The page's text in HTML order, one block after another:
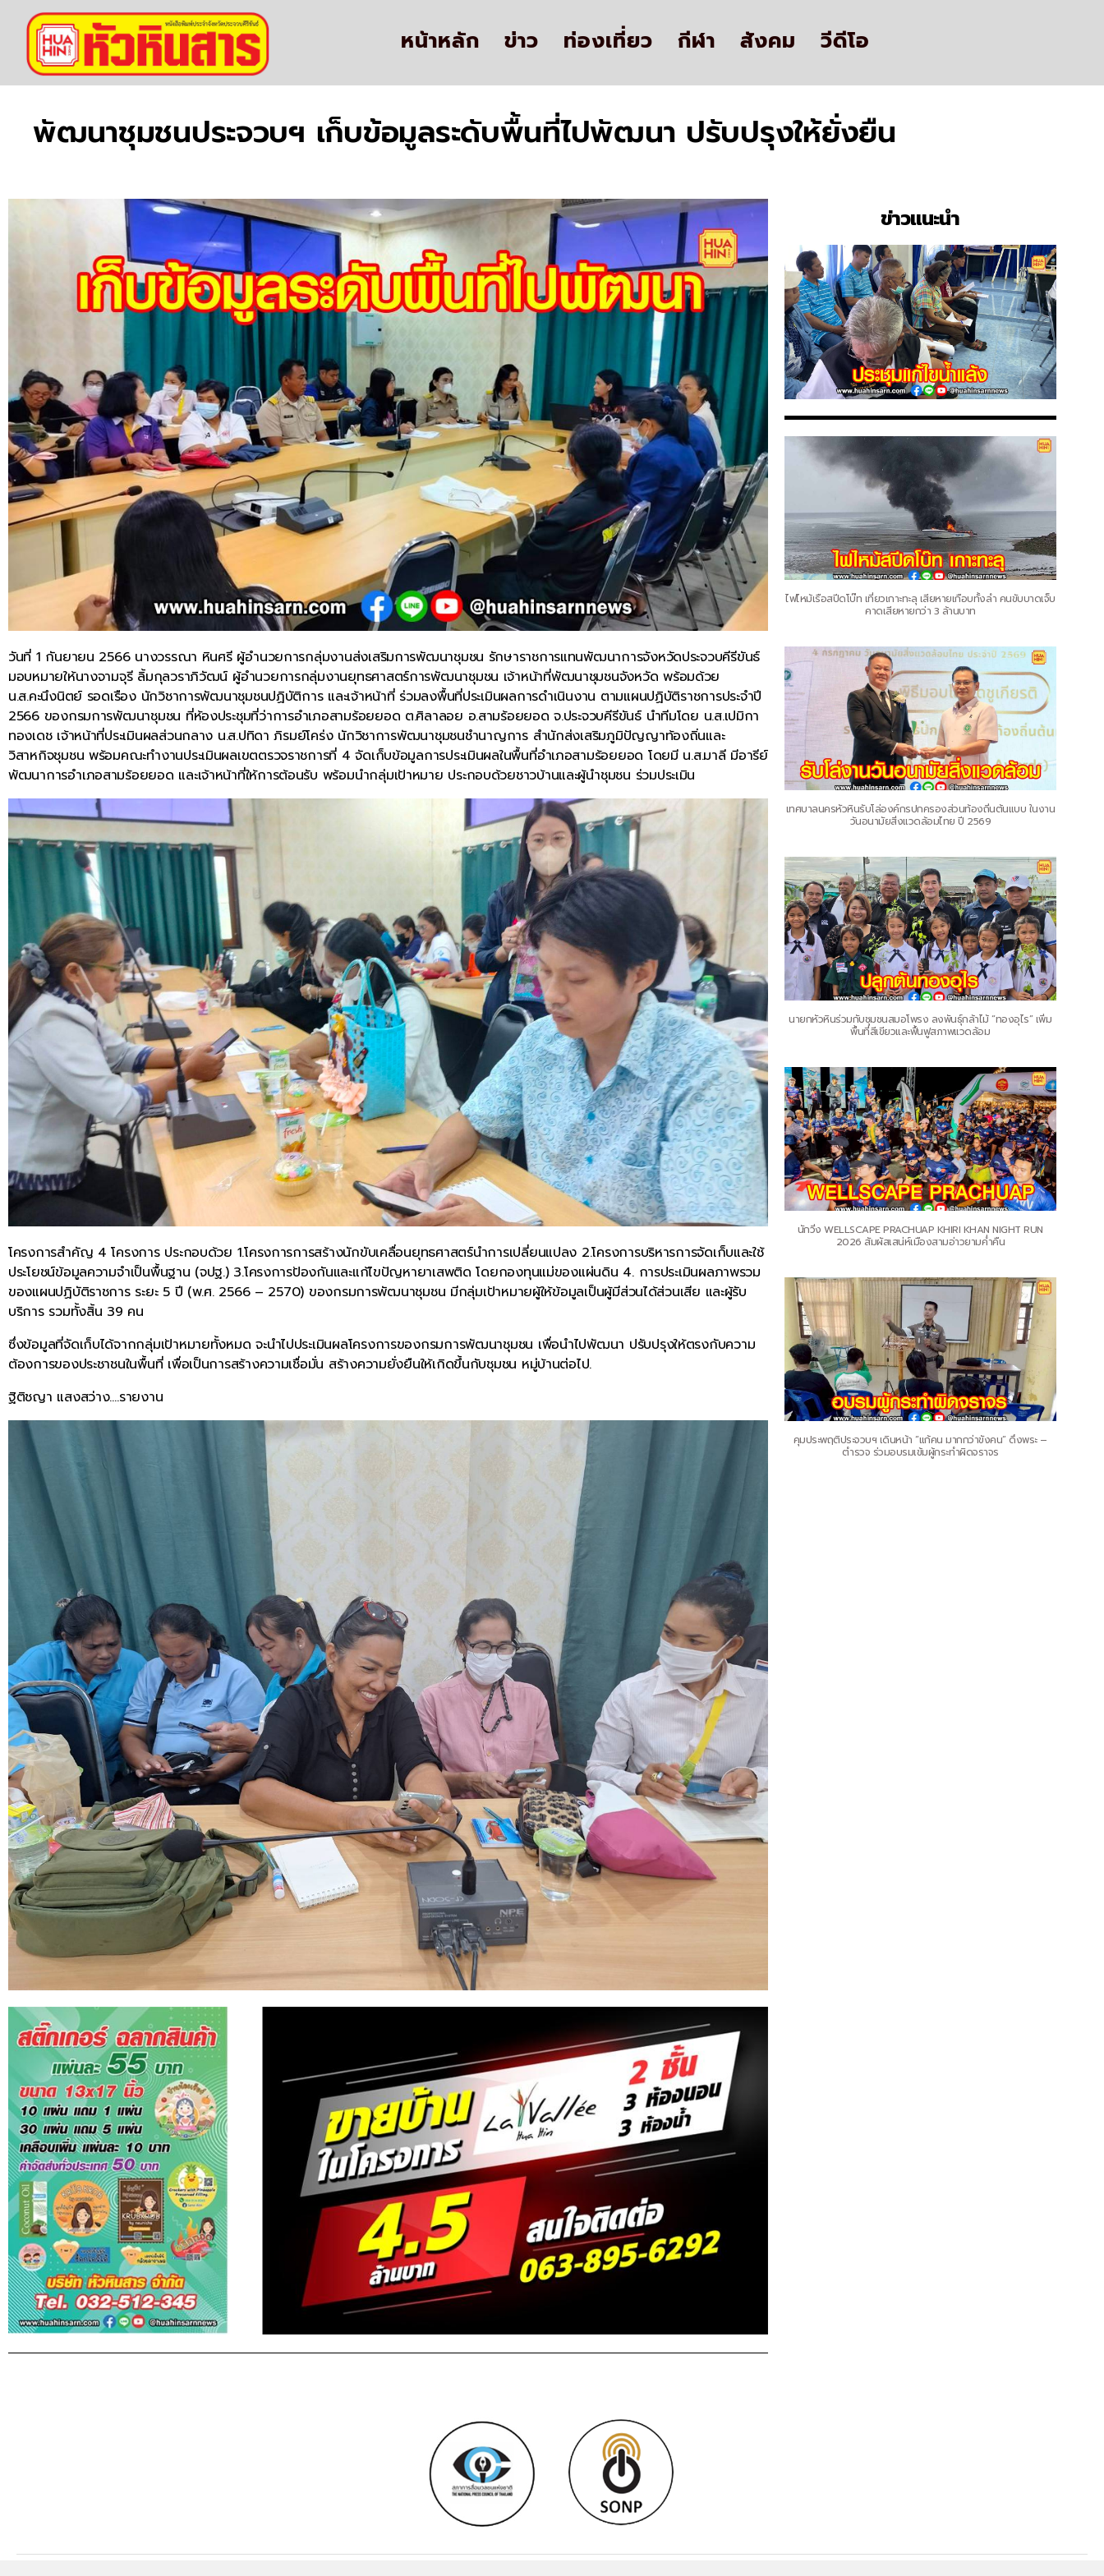
หน้าหลัก ข่าว ท่องเที่ยว กีฬา สังคม วีดีโอ
พัฒนาชุมชนประจวบฯ เก็บข้อมูลระดับพื้นที่ไปพัฒนา ปรับปรุงให้ยั่งยืน
วันที่ 1 กันยายน 2566 นางวรรณา หินศรี ผู้อำนวยการกลุ่มงานส่งเสริมการพัฒนาชุมชน รักษาราชการแทนพัฒนาการจังหวัดประจวบคีรีขันธ์
มอบหมายให้นางจามจุรี ลิ้มกุลวราภิวัฒน์ ผู้อำนวยการกลุ่มงานยุทธศาสตร์การพัฒนาชุมชน เจ้าหน้าที่พัฒนาชุมชนจังหวัด พร้อมด้วย
น.ส.คะนึงนิตย์ รอดเรือง นักวิชาการพัฒนาชุมชนปฏิบัติการ และเจ้าหน้าที่ ร่วมลงพื้นที่ประเมินผลการดำเนินงาน ตามแผนปฏิบัติราชการประจำปี
2566 ของกรมการพัฒนาชุมชน ที่ห้องประชุมที่ว่าการอำเภอสามร้อยยอด ต.ศิลาลอย อ.สามร้อยยอด จ.ประจวบคีรีขันธ์ นำทีมโดย น.ส.เปมิกา
ทองเดช เจ้าหน้าที่ประเมินผลส่วนกลาง น.ส.ปทิดา ภิรมย์โคร่ง นักวิชาการพัฒนาชุมชนชำนาญการ สำนักส่งเสริมภูมิปัญญาท้องถิ่นและ
วิสาหกิจชุมชน พร้อมคณะทำงานประเมินผลเขตตรวจราชการที่ 4 จัดเก็บข้อมูลการประเมินผลในพื้นที่อำเภอสามร้อยยอด โดยมี น.ส.มาลี มีอารีย์
พัฒนาการอำเภอสามร้อยยอด และเจ้าหน้าที่ให้การต้อนรับ พร้อมนำกลุ่มเป้าหมาย ประกอบด้วยชาวบ้านและผู้นำชุมชน ร่วมประเมิน
โครงการสำคัญ 4 โครงการ ประกอบด้วย 1.โครงการการสร้างนักขับเคลื่อนยุทธศาสตร์นำการเปลี่ยนแปลง 2.โครงการบริหารการจัดเก็บและใช้
ประโยชน์ข้อมูลความจำเป็นพื้นฐาน (จปฐ.) 3.โครงการป้องกันและแก้ไขปัญหายาเสพติด โดยกองทุนแม่ของแผ่นดิน 4. การประเมินผลภาพรวม
ของแผนปฏิบัติราชการ ระยะ 5 ปี (พ.ศ. 2566 – 2570) ของกรมการพัฒนาชุมชน มีกลุ่มเป้าหมายผู้ให้ข้อมูลเป็นผู้มีส่วนได้ส่วนเสีย และผู้รับ
บริการ รวมทั้งสิ้น 39 คน
ซึ่งข้อมูลที่จัดเก็บได้จากกลุ่มเป้าหมายทั้งหมด จะนำไปประเมินผลโครงการของกรมการพัฒนาชุมชน เพื่อนำไปพัฒนา ปรับปรุงให้ตรงกับความ
ต้องการของประชาชนในพื้นที่ เพื่อเป็นการสร้างความเชื่อมั่น สร้างความยั่งยืนให้เกิดขึ้นกับชุมชน หมู่บ้านต่อไป.
ฐิติชญา แสงสว่าง….รายงาน
ข่าวแนะนำ
ไฟไหม้เรือสปีดโบ๊ท เที่ยวเกาะทะลุ เสียหายเกือบทั้งลำ คนขับบาดเจ็บ
คาดเสียหายกว่า 3 ล้านบาท
เทศบาลนครหัวหินรับโล่องค์กรปกครองส่วนท้องถิ่นต้นแบบ ในงาน
วันอนามัยสิ่งแวดล้อมไทย ปี 2569
นายกหัวหินร่วมกับชุมชนสมอโพรง ลงพันธุ์กล้าไม้ “ทองอุไร” เพิ่ม
พื้นที่สีเขียวและฟื้นฟูสภาพแวดล้อม
นักวิ่ง WELLSCAPE PRACHUAP KHIRI KHAN NIGHT RUN
2026 สัมผัสเสน่ห์เมืองสามอ่าวยามค่ำคืน
คุมประพฤติประจวบฯ เดินหน้า “แก้คน มากกว่าขังคน” ดึงพระ –
ตำรวจ ร่วมอบรมเข้มผู้กระทำผิดจราจร